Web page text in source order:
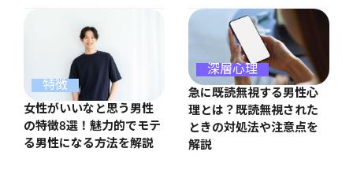
特徴
女性がいいなと思う男性
の特徴8選！魅力的でモテ
る男性になる方法を解説
深層心理
急に既読無視する男性心
理とは？既読無視された
ときの対処法や注意点を
解説